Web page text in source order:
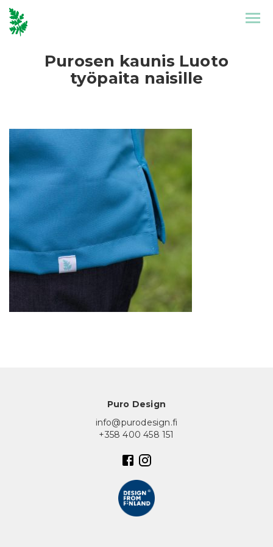
Mallisto
Referenssit
Suunnittelu
Yhteystiedot
Tarinat
In English
Purosen kaunis Luoto
työpaita naisille
Puro Design
info@purodesign.fi
+358 400 458 151